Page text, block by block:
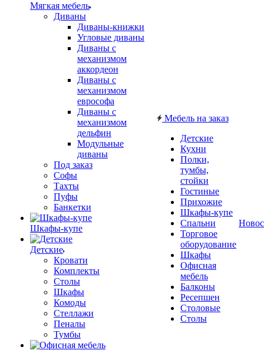
Мягкая мебель
Диваны
Диваны-книжки
Угловые диваны
Диваны с
механизмом
аккордеон
Диваны с
механизмом
еврософа
Диваны с
механизмом
дельфин
Модульные
диваны
Под заказ
Софы
Тахты
Пуфы
Банкетки
Шкафы-купе
Детские
Кровати
Комплекты
Столы
Шкафы
Комоды
Стеллажи
Пеналы
Тумбы
Мебель на заказ
Детские
Кухни
Полки,
тумбы,
стойки
Гостиные
Прихожие
Шкафы-купе
Спальни
Торговое
оборудование
Шкафы
Офисная
мебель
Балконы
Ресепшен
Столовые
Столы